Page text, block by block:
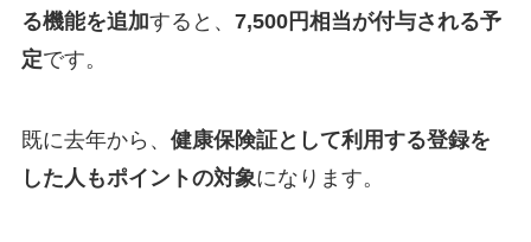
る機能を追加すると、 7,500円相当が付与される予
定です。
既に去年から、 健康保険証として利用する登録を
した人もポイントの対象になります。